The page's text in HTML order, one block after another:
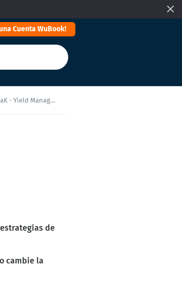
Cuenta WuBook!
- Yield Manager (Zym)
de
cambie la